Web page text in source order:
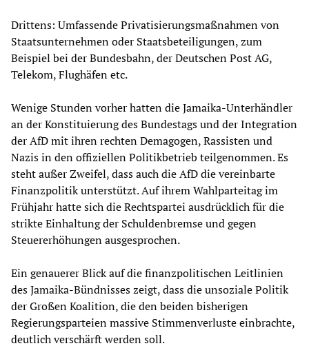
Drittens: Umfassende Privatisierungsmaßnahmen von
Staatsunternehmen oder Staatsbeteiligungen, zum
Beispiel bei der Bundesbahn, der Deutschen Post AG,
Telekom, Flughäfen etc.
Wenige Stunden vorher hatten die Jamaika-Unterhändler
an der Konstituierung des Bundestags und der Integration
der AfD mit ihren rechten Demagogen, Rassisten und
Nazis in den offiziellen Politikbetrieb teilgenommen. Es
steht außer Zweifel, dass auch die AfD die vereinbarte
Finanzpolitik unterstützt. Auf ihrem Wahlparteitag im
Frühjahr hatte sich die Rechtspartei ausdrücklich für die
strikte Einhaltung der Schuldenbremse und gegen
Steuererhöhungen ausgesprochen.
Ein genauerer Blick auf die finanzpolitischen Leitlinien
des Jamaika-Bündnisses zeigt, dass die unsoziale Politik
der Großen Koalition, die den beiden bisherigen
Regierungsparteien massive Stimmenverluste einbrachte,
deutlich verschärft werden soll.